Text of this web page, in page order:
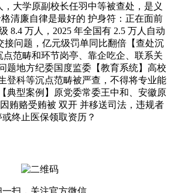
，大学原副校长任羽中等被查处，是义
清廉自律是最好的 护身符：正在面前
8.4 万人，2025 年全国有 2.5 万人自动
接问题，亿元级罚单同比翻倍【查处沉
点范畴和环节岗亭、靠企吃企、联系关
题地方纪委国度监委【教育系统】高校
登科等沉点范畴被严查，不得将专业能
典型案例】原党委常委王中和、安徽原
贿赂受贿被 双开 并移送司法，违规者
或终止医保领取资历？
一扫，关注官方微信